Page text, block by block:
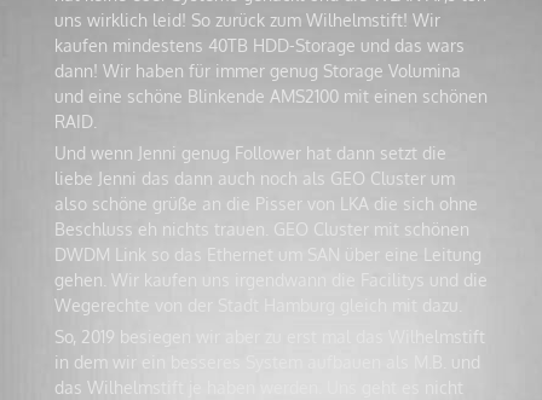
uns wirklich leid! So zurück zum Wilhelmstift! Wir
kaufen mindestens 40TB HDD-Storage und das wars
dann! Wir haben für immer genug Storage Volumina
und eine schöne Blinkende AMS2100 mit einen schönen
RAID.
Und wenn Jenni genug Follower hat dann setzt die
liebe Jenni das dann auch noch als GEO Cluster um
also schöne grüße an die Pisser von LKA die sich ohne
Beschluss eh nichts trauen. GEO Cluster mit schönen
DWDM Link so das Ethernet um SAN über eine Leitung
gehen. Wir kaufen uns irgendwann die Facilitys und die
Wegerechte von der Stadt Hamburg gleich mit dazu.
So, 2019 besiegen wir aber zu erst mal das Wilhelmstift
in dem wir ein besseres System aufbauen als M.B. und
das Wilhelmstift je haben werden. Uns geht es nicht